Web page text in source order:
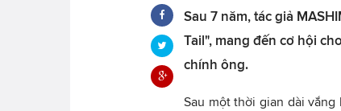
Sau 7 năm, tác giả
Tail", mang đến cơ hội
chính ông.
Sau một thời gian dài